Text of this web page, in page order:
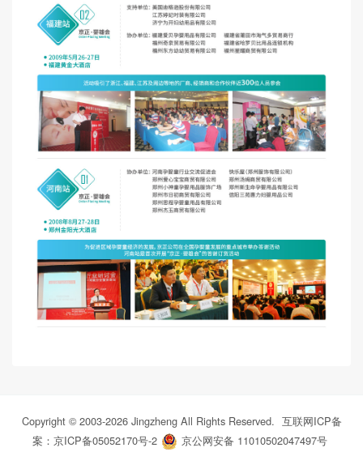
Copyright © 2003-2026Jingzheng All Rights Reserved. 互联网ICP备
案：京ICP备05052170号-2
京公网安备 11010502047497号